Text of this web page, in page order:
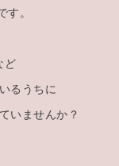
す。
ど
るうちに
いませんか？